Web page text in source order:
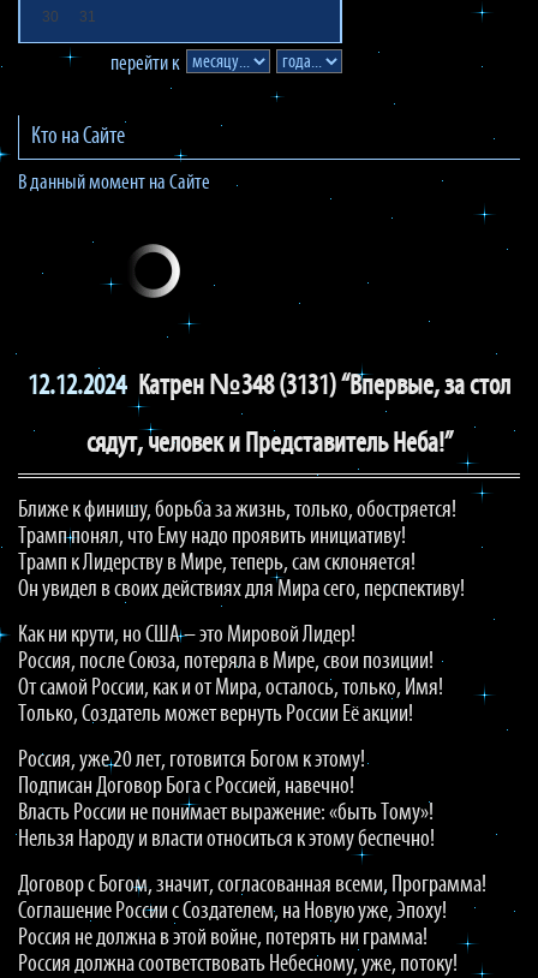
30
31
перейти к
Кто на Сайте
В данный момент на Сайте
12.12.2024 Катрен №348 (3131) “Впервые, за стол
сядут, человек и Представитель Неба!”
Ближе к финишу, борьба за жизнь, только, обостряется!
Трамп понял, что Ему надо проявить инициативу!
Трамп к Лидерству в Мире, теперь, сам склоняется!
Он увидел в своих действиях для Мира сего, перспективу!
Как ни крути, но США – это Мировой Лидер!
Россия, после Союза, потеряла в Мире, свои позиции!
От самой России, как и от Мира, осталось, только, Имя!
Только, Создатель может вернуть России Её акции!
Россия, уже 20 лет, готовится Богом к этому!
Подписан Договор Бога с Россией, навечно!
Власть России не понимает выражение: «быть Тому»!
Нельзя Народу и власти относиться к этому беспечно!
Договор с Богом, значит, согласованная всеми, Программа!
Соглашение России с Создателем, на Новую уже, Эпоху!
Россия не должна в этой войне, потерять ни грамма!
Россия должна соответствовать Небесному, уже, потоку!